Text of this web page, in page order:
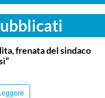
frenata del sindaco